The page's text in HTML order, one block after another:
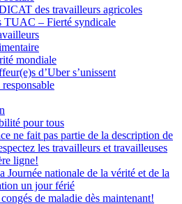
des travailleurs agricoles
TUAC – Fierté syndicale
mondiale
d’Uber s’unissent
pour tous
ne fait pas partie de la description de
les travailleurs et travailleuses
ligne!
Journée nationale de la vérité et de la
un jour férié
de maladie dès maintenant!